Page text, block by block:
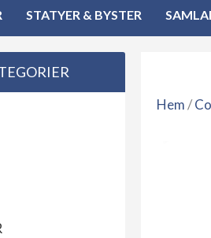
STATYER & BYSTER
Hem/